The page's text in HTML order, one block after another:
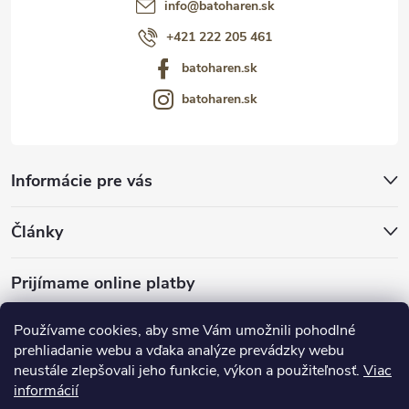
Používame cookies, aby sme Vám umožnili pohodlné
prehliadanie webu a vďaka analýze prevádzky webu
neustále zlepšovali jeho funkcie, výkon a použiteľnosť. Viac
informácií
Informácie pre vás
Články
Prijímame online platby
info@batoharen.sk
+421 222 205 461
batoharen.sk
batoharen.sk